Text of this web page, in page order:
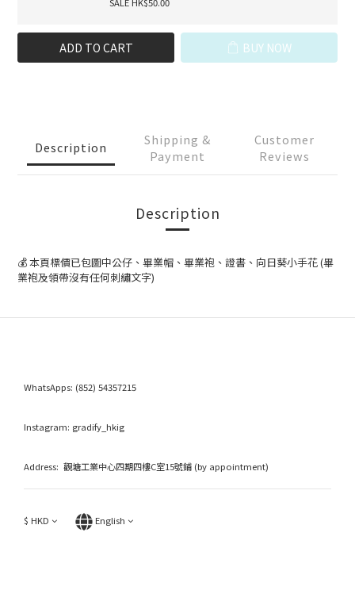
ADD TO CART BUY NOW
Description
Shipping &
Payment
Customer
Reviews
Description
💰 本頁標價已包圖中公仔、畢業帽、畢業袍、證書、向日葵小手花 (畢
業袍及領帶沒有任何刺繡文字)
WhatsApps: (852) 54357215
Instagram: gradify_hkig
Address: 觀塘工業中心四期四樓C室15號鋪 (by appointment)
$ HKD English